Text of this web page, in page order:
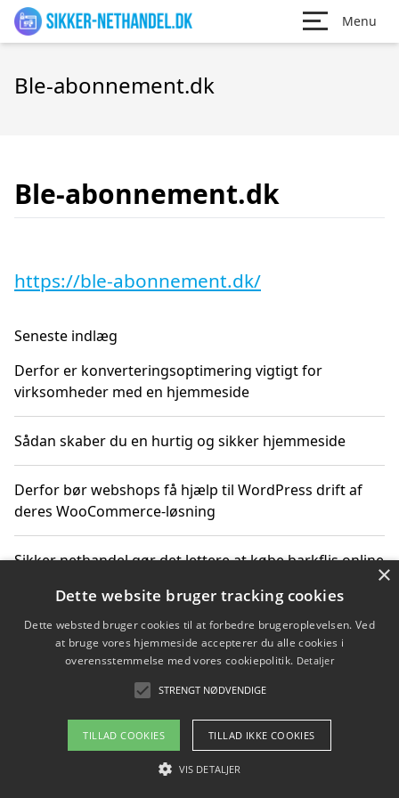
Menu
Ble-abonnement.dk
Ble-abonnement.dk
https://ble-abonnement.dk/
Seneste indlæg
Derfor er konverteringsoptimering vigtigt for
virksomheder med en hjemmeside
Sådan skaber du en hurtig og sikker hjemmeside
Derfor bør webshops få hjælp til WordPress drift af
deres WooCommerce-løsning
Sikker nethandel gør det lettere at købe barkflis online
Ting du bør vide før du vælger webbureau i Aarhus
Copyright 2026 - Pilanto Aps
Om / kontakt
Blog Betingelser
×
Dette website bruger tracking cookies
Dette websted bruger cookies til at forbedre brugeroplevelsen. Ved
at bruge vores hjemmeside accepterer du alle cookies i
overensstemmelse med vores cookiepolitik. Detaljer
STRENGT NØDVENDIGE
TILLAD COOKIES TILLAD IKKE COOKIES
VIS DETALJER